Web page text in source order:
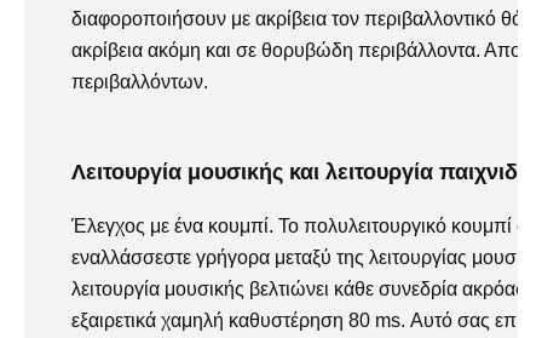
διαφοροποιήσουν με ακρίβεια τον περιβαλλοντικό
ακρίβεια ακόμη και σε θορυβώδη περιβάλλοντα.
περιβαλλόντων.
Λειτουργία μουσικής και λειτουργία
Έλεγχος με ένα κουμπί. Το πολυλειτουργικό κουμπί
εναλλάσσεστε γρήγορα μεταξύ της λειτουργίας
λειτουργία μουσικής βελτιώνει κάθε συνεδρία
εξαιρετικά χαμηλή καθυστέρηση 80 ms. Αυτό σας